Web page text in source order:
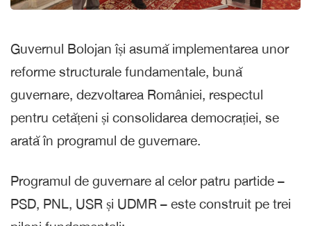
Guvernul Bolojan își asumă implementarea unor
reforme structurale fundamentale, bună
guvernare, dezvoltarea României, respectul
pentru cetățeni și consolidarea democrației, se
arată în programul de guvernare.
Programul de guvernare al celor patru partide –
PSD, PNL, USR și UDMR – este construit pe trei